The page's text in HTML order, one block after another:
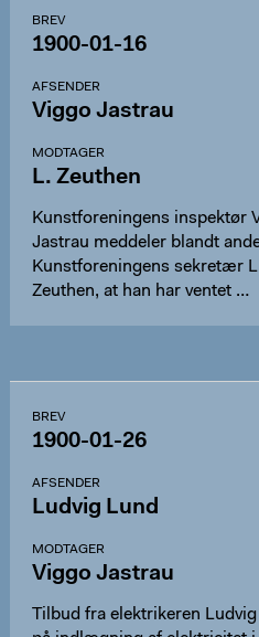
BREV
1900-01-16
AFSENDER
Viggo Jastrau
MODTAGER
L. Zeuthen
Kunstforeningens inspektør
Jastrau meddeler blandt
Kunstforeningens sekretær
Zeuthen, at han har ventet …
BREV
1900-01-26
AFSENDER
Ludvig Lund
MODTAGER
Viggo Jastrau
Tilbud fra elektrikeren Ludvig